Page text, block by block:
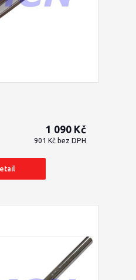
1 090 Kč
901 Kč bez DPH